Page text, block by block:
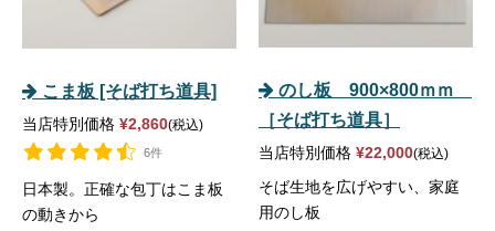
こま板 [そば打ち道具]
当店特別価格 ¥2,860 税込
6件
日本製。正確な包丁はこま板
の動きから
のし板 900×800ｍｍ
［そば打ち道具］
当店特別価格 ¥22,000 税込
そば生地を広げやすい、家庭
用のし板